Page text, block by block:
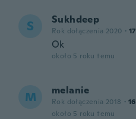
S Sukhdeep
Rok dołączenia 2020 · 17
Ok
około 5 roku temu
M melanie
Rok dołączenia 2018 · 16
około 5 roku temu